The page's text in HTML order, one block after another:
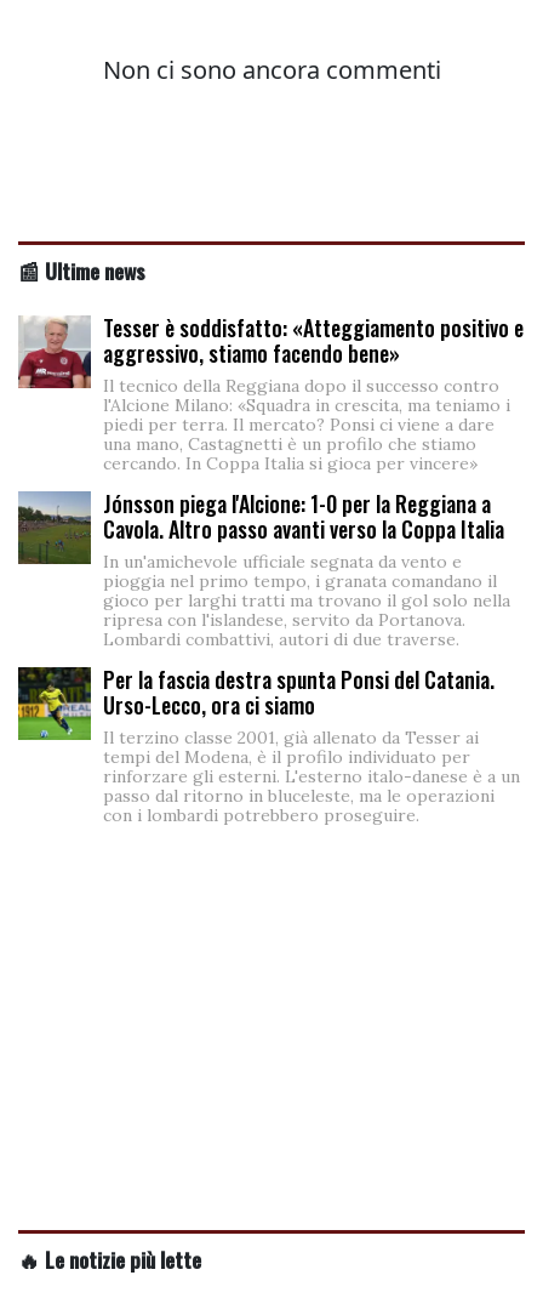
📰 Ultime news
Tesser è soddisfatto: «Atteggiamento positivo e
aggressivo, stiamo facendo bene»
Il tecnico della Reggiana dopo il successo contro
l'Alcione Milano: «Squadra in crescita, ma teniamo i
piedi per terra. Il mercato? Ponsi ci viene a dare
una mano, Castagnetti è un profilo che stiamo
cercando. In Coppa Italia si gioca per vincere»
Jónsson piega l'Alcione: 1-0 per la Reggiana a
Cavola. Altro passo avanti verso la Coppa Italia
In un'amichevole ufficiale segnata da vento e
pioggia nel primo tempo, i granata comandano il
gioco per larghi tratti ma trovano il gol solo nella
ripresa con l'islandese, servito da Portanova.
Lombardi combattivi, autori di due traverse.
Per la fascia destra spunta Ponsi del Catania.
Urso-Lecco, ora ci siamo
Il terzino classe 2001, già allenato da Tesser ai
tempi del Modena, è il profilo individuato per
rinforzare gli esterni. L'esterno italo-danese è a un
passo dal ritorno in bluceleste, ma le operazioni
con i lombardi potrebbero proseguire.
🔥 Le notizie più lette